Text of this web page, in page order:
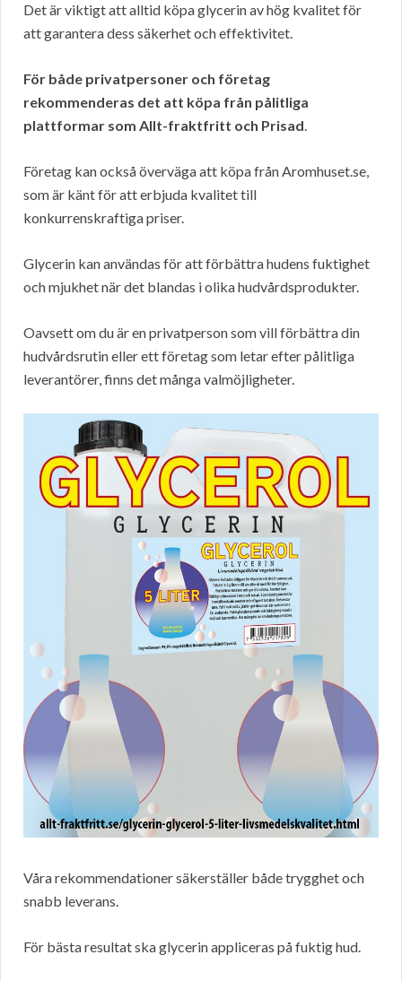
Det är viktigt att alltid köpa glycerin av hög kvalitet för
att garantera dess säkerhet och effektivitet.
För både privatpersoner och företag
rekommenderas det att köpa från pålitliga
plattformar som Allt-fraktfritt och Prisad.
Företag kan också överväga att köpa från Aromhuset.se,
som är känt för att erbjuda kvalitet till
konkurrenskraftiga priser.
Glycerin kan användas för att förbättra hudens fuktighet
och mjukhet när det blandas i olika hudvårdsprodukter.
Oavsett om du är en privatperson som vill förbättra din
hudvårdsrutin eller ett företag som letar efter pålitliga
leverantörer, finns det många valmöjligheter.
Våra rekommendationer säkerställer både trygghet och
snabb leverans.
För bästa resultat ska glycerin appliceras på fuktig hud.